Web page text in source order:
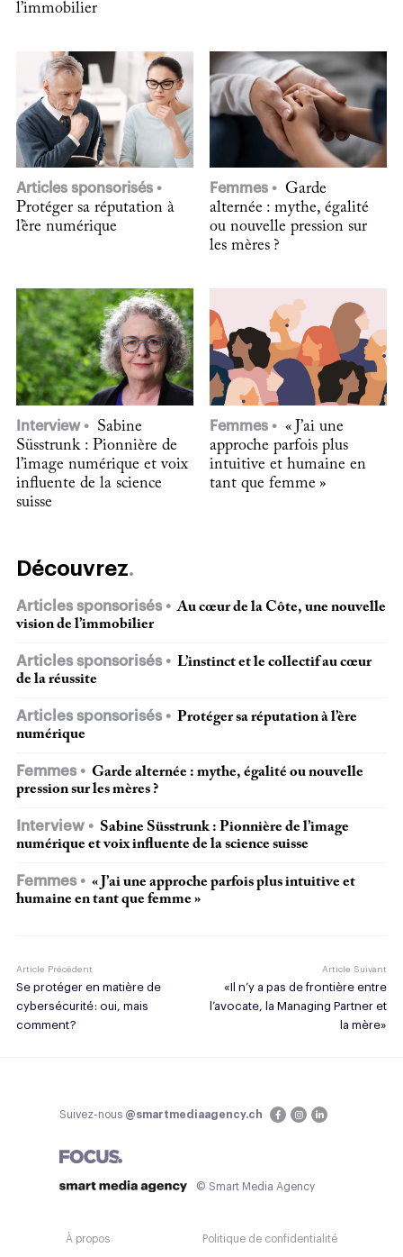
l’immobilier
Articles sponsorisés
Protéger sa réputation à
l’ère numérique
Femmes
Garde
alternée : mythe, égalité
ou nouvelle pression sur
les mères ?
Interview
Sabine
Süsstrunk : Pionnière de
l’image numérique et voix
influente de la science
suisse
Femmes
« J’ai une
approche parfois plus
intuitive et humaine en
tant que femme »
Découvrez
Articles sponsorisés
Au cœur de la Côte, une nouvelle
vision de l’immobilier
Articles sponsorisés
L’instinct et le collectif au cœur
de la réussite
Articles sponsorisés
Protéger sa réputation à l’ère
numérique
Femmes
Garde alternée : mythe, égalité ou nouvelle
pression sur les mères ?
Interview
Sabine Süsstrunk : Pionnière de l’image
numérique et voix influente de la science suisse
Femmes
« J’ai une approche parfois plus intuitive et
humaine en tant que femme »
Article Précédent
Se protéger en matière de
cybersécurité : oui, mais
comment ?
Article Suivant
«Il n’y a pas de frontière entre
l’avocate, la Managing Partner et
la mère»
Suivez-nous @smartmediaagency.ch
© Smart Media Agency
À propos Politique de confidentialité